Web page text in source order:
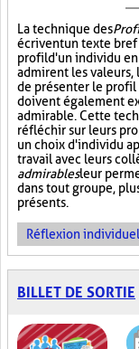
La technique des
écrivent un texte
profil d'un individu
admirent les valeurs,
de présenter le profil
doivent également
admirable. Cette
réfléchir sur leurs
un choix d'individu
travail avec leurs
admirablesleur
dans tout groupe,
présents.
Réflexion
BILLET DE SORTIE